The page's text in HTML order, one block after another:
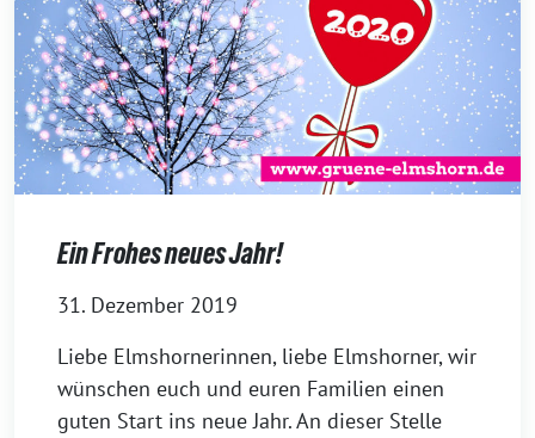
Ein Frohes neues Jahr!
31. Dezember 2019
Liebe Elmshornerinnen, liebe Elmshorner, wir
wünschen euch und euren Familien einen
guten Start ins neue Jahr. An dieser Stelle